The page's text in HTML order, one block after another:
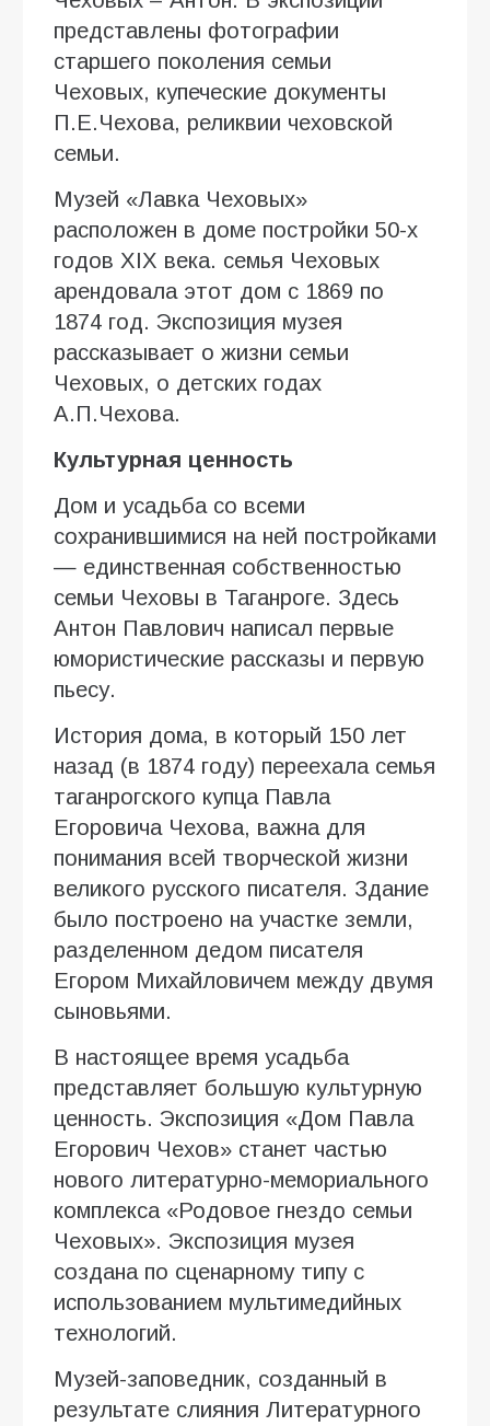
представлены фотографии
старшего поколения семьи
Чеховых, купеческие документы
П.Е.Чехова, реликвии чеховской
семьи.
Музей «Лавка Чеховых»
расположен в доме постройки 50-х
годов XIX века. семья Чеховых
арендовала этот дом с 1869 по
1874 год. Экспозиция музея
рассказывает о жизни семьи
Чеховых, о детских годах
А.П.Чехова.
Культурная ценность
Дом и усадьба со всеми
сохранившимися на ней постройками
— единственная собственностью
семьи Чеховы в Таганроге. Здесь
Антон Павлович написал первые
юмористические рассказы и первую
пьесу.
История дома, в который 150 лет
назад (в 1874 году) переехала семья
таганрогского купца Павла
Егоровича Чехова, важна для
понимания всей творческой жизни
великого русского писателя. Здание
было построено на участке земли,
разделенном дедом писателя
Егором Михайловичем между двумя
сыновьями.
В настоящее время усадьба
представляет большую культурную
ценность. Экспозиция «Дом Павла
Егорович Чехов» станет частью
нового литературно-мемориального
комплекса «Родовое гнездо семьи
Чеховых». Экспозиция музея
создана по сценарному типу с
использованием мультимедийных
технологий.
Музей-заповедник, созданный в
результате слияния Литературного